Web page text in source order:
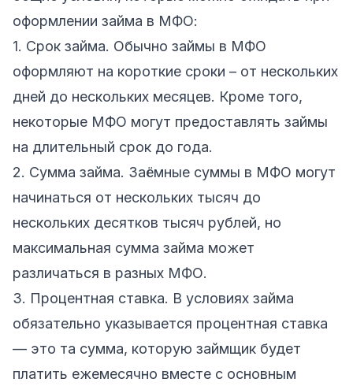
оформлении займа в МФО:
1. Срок займа. Обычно займы в МФО
оформляют на короткие сроки – от нескольких
дней до нескольких месяцев. Кроме того,
некоторые МФО могут предоставлять займы
на длительный срок до года.
2. Сумма займа. Заёмные суммы в МФО могут
начинаться от нескольких тысяч до
нескольких десятков тысяч рублей, но
максимальная сумма займа может
различаться в разных МФО.
3. Процентная ставка. В условиях займа
обязательно указывается процентная ставка
— это та сумма, которую займщик будет
платить ежемесячно вместе с основным